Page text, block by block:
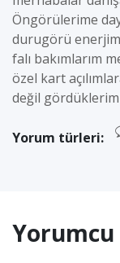
Öngörülerime
durugörü
falı bakımlarım
özel kart
değil
Yorum türleri:
Yorumcu